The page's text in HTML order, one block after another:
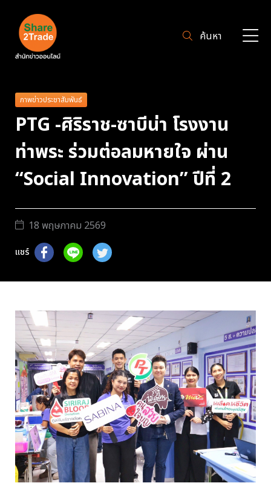
ค้นหา
ภาพข่าวประชาสัมพันธ์
PTG -ศิริราช-ซาบีน่า โรงงาน
ท่าพระ ร่วมต่อลมหายใจ ผ่าน
“Social Innovation” ปีที่ 2
18 พฤษภาคม 2569
แชร์